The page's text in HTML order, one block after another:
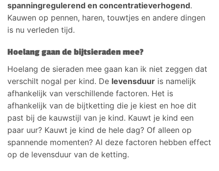
spanningregulerend en concentratieverhogend.
Kauwen op pennen, haren, touwtjes en andere dingen
is nu verleden tijd.
Hoelang gaan de bijtsieraden mee?
Hoelang de sieraden mee gaan kan ik niet zeggen dat
verschilt nogal per kind. De levensduur is namelijk
afhankelijk van verschillende factoren. Het is
afhankelijk van de bijtketting die je kiest en hoe dit
past bij de kauwstijl van je kind. Kauwt je kind een
paar uur? Kauwt je kind de hele dag? Of alleen op
spannende momenten? Al deze factoren hebben effect
op de levensduur van de ketting.